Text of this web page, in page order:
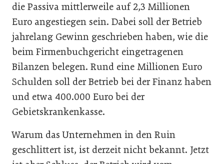
die Passiva mittlerweile auf 2,3 Millionen
Euro angestiegen sein. Dabei soll der Betrieb
jahrelang Gewinn geschrieben haben, wie die
beim Firmenbuchgericht eingetragenen
Bilanzen belegen. Rund eine Millionen Euro
Schulden soll der Betrieb bei der Finanz haben
und etwa 400.000 Euro bei der
Gebietskrankenkasse.
Warum das Unternehmen in den Ruin
geschlittert ist, ist derzeit nicht bekannt. Jetzt